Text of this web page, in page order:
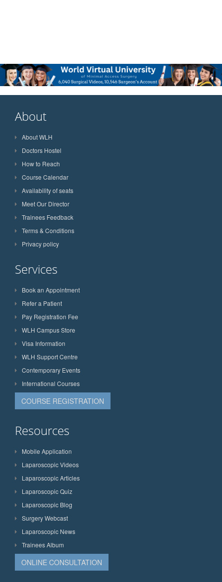
About
About WLH
Doctors Hostel
How to Reach
Course Calendar
Availability of seats
Meet Our Director
Trainees Feedback
Terms & Conditions
Privacy policy
Services
Book an Appointment
Refer a Patient
Pay Registration Fee
WLH Campus Store
Visa Information
WLH Support Centre
Contemporary Events
International Courses
COURSE REGISTRATION
Resources
Mobile Application
Laparoscopic Videos
Laparoscopic Articles
Laparoscopic Quiz
Laparoscopic Blog
Surgery Webcast
Laparoscopic News
Trainees Album
ONLINE CONSULTATION